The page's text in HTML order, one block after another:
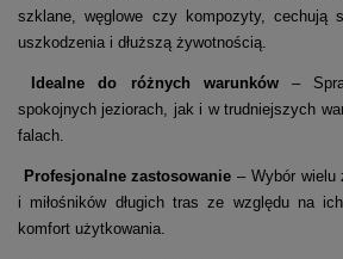
szklane, węglowe czy kompozyty, cechują
uszkodzenia i dłuższą żywotnością.
Idealne do różnych warunków–
spokojnych jeziorach, jak i w trudniejszych
falach.
Profesjonalne zastosowanie – Wybór wielu
i miłośników długich tras ze względu na
komfort użytkowania.